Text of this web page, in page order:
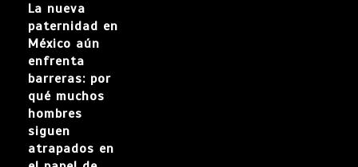
La nueva
paternidad en
México aún
enfrenta
barreras: por
qué muchos
hombres
siguen
atrapados en